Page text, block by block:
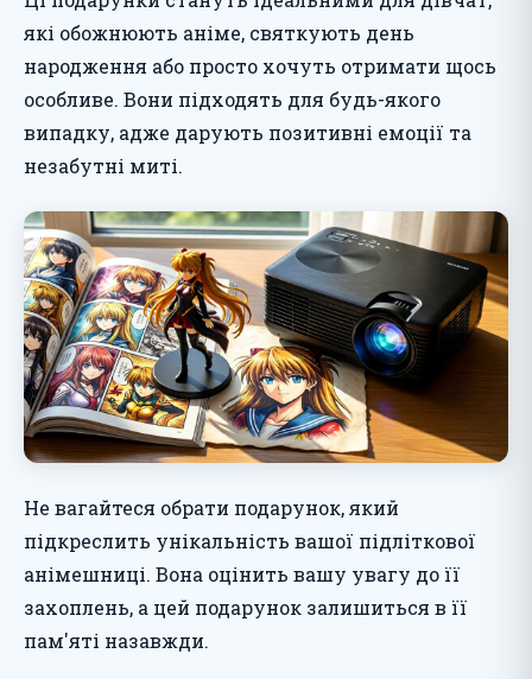
які обожнюють аніме, святкують день
народження або просто хочуть отримати щось
особливе. Вони підходять для будь-якого
випадку, адже дарують позитивні емоції та
незабутні миті.
Не вагайтеся обрати подарунок, який
підкреслить унікальність вашої підліткової
анімешниці. Вона оцінить вашу увагу до її
захоплень, а цей подарунок залишиться в її
пам'яті назавжди.